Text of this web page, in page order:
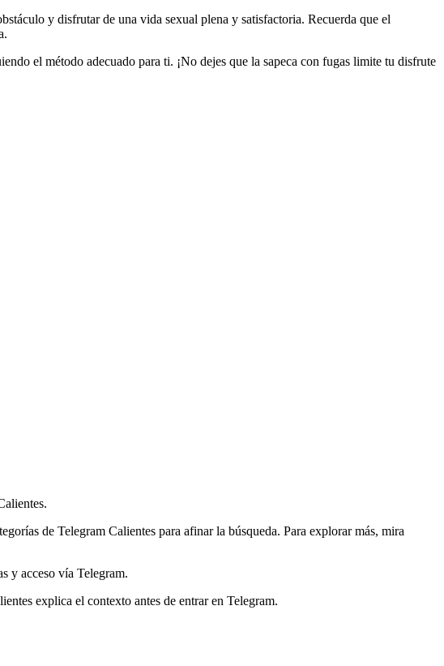
y disfrutar de una vida sexual plena y satisfactoria. Recuerda que el
el método adecuado para ti. ¡No dejes que la sapeca con fugas limite tu disfrute
de Telegram Calientes para afinar la búsqueda. Para explorar más, mira
y acceso vía Telegram.
explica el contexto antes de entrar en Telegram.